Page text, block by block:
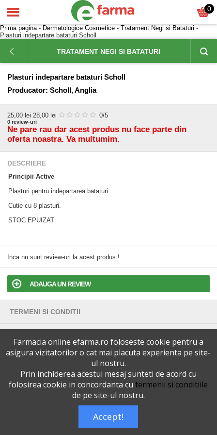
0
Prima pagina- Dermatologice Cosmetice - Tratament Negi si Bataturi -
Plasturi indepartare bataturi Scholl
TRATAMENT NEGI SI BATATURI
Plasturi indepartare bataturi Scholl
Producator: Scholl, Anglia
25,00 lei 28,00 lei 0/5
0 review-uri
Ne pare rau dar acest produs nu face parte din
oferta noastra. Va multumim.
DESCRIERE
Principii Active
Plasturi pentru indepartarea bataturi.
Cutie cu 8 plasturi.
STOC EPUIZAT
Inca nu sunt review-uri la acest produs !
ADAUGA UN REVIEW
TERMENI SI CONDITII
Telefoane eFarma:0727515368
Dreptul de autor © efarma.ro - Toate Drepturile Rezervate.
Farmacia online efarma.ro foloseste cookie pentru a
asigura vizitatorilor o cat mai placuta experienta pe site-
ul nostru.
Prin inchiderea acestui mesaj sunteti de acord cu
folosirea cookie in concordanta cu termenii si conditiile
de pe site-ul nostru.
Accept!